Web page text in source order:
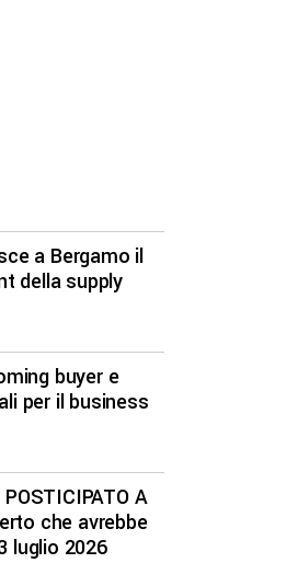
a Bergamo il
della supply
buyer e
per il business
A
che avrebbe
luglio 2026